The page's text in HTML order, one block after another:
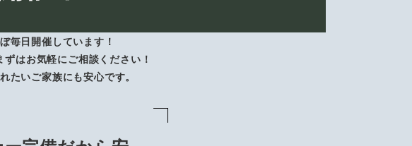
毎日開催しています！
はお気軽にご相談ください！
たいご家族にも安心です。